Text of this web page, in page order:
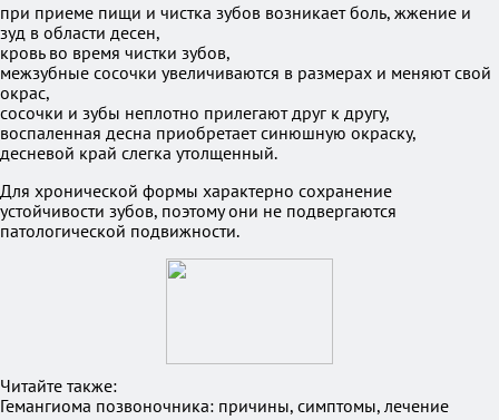
при приеме пищи и чистка зубов возникает боль, жжение и
зуд в области десен,
кровь во время чистки зубов,
межзубные сосочки увеличиваются в размерах и меняют свой
окрас,
сосочки и зубы неплотно прилегают друг к другу,
воспаленная десна приобретает синюшную окраску,
десневой край слегка утолщенный.
Для хронической формы характерно сохранение
устойчивости зубов, поэтому они не подвергаются
патологической подвижности.
Читайте также:
Гемангиома позвоночника: причины, симптомы, лечение